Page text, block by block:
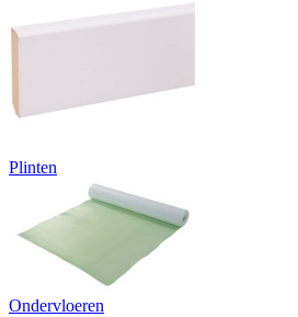
Plinten
Ondervloeren